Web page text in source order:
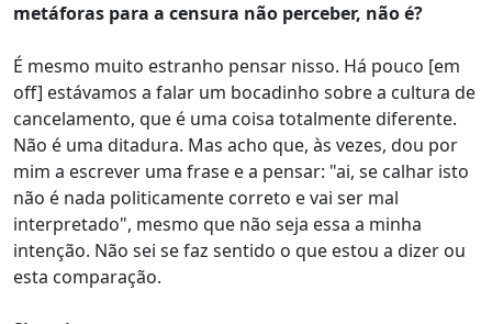
metáforas para a censura não perceber, não é?
É mesmo muito estranho pensar nisso. Há pouco [em
off] estávamos a falar um bocadinho sobre a cultura de
cancelamento, que é uma coisa totalmente diferente.
Não é uma ditadura. Mas acho que, às vezes, dou por
mim a escrever uma frase e a pensar: "ai, se calhar isto
não é nada politicamente correto e vai ser mal
interpretado", mesmo que não seja essa a minha
intenção. Não sei se faz sentido o que estou a dizer ou
esta comparação.